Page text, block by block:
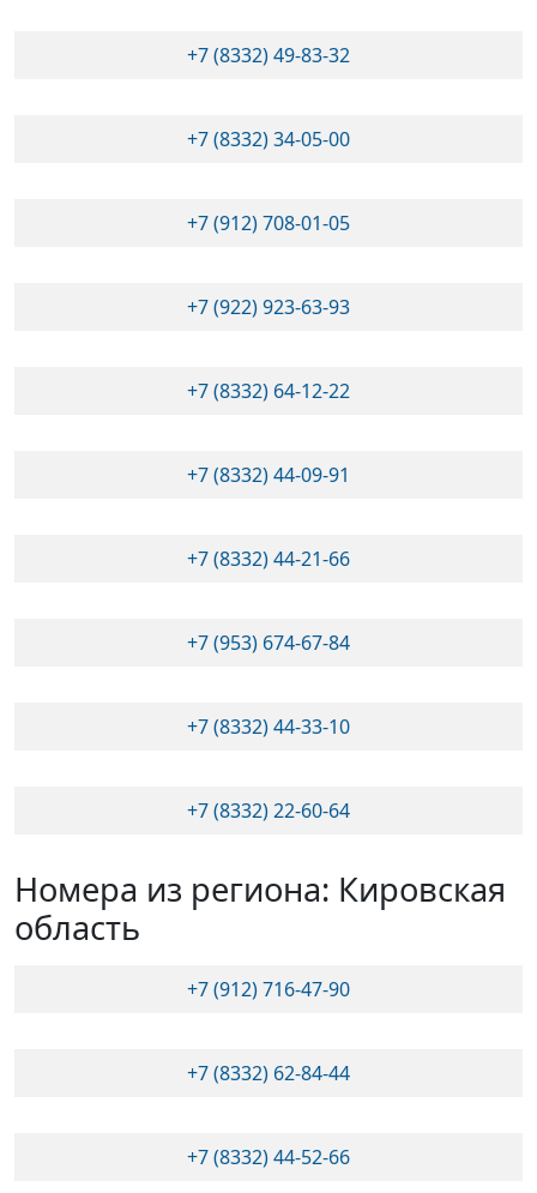
+7 (8332) 49-83-32
+7 (8332) 34-05-00
+7 (912) 708-01-05
+7 (922) 923-63-93
+7 (8332) 64-12-22
+7 (8332) 44-09-91
+7 (8332) 44-21-66
+7 (953) 674-67-84
+7 (8332) 44-33-10
+7 (8332) 22-60-64
Номера из региона: Кировская
область
+7 (912) 716-47-90
+7 (8332) 62-84-44
+7 (8332) 44-52-66